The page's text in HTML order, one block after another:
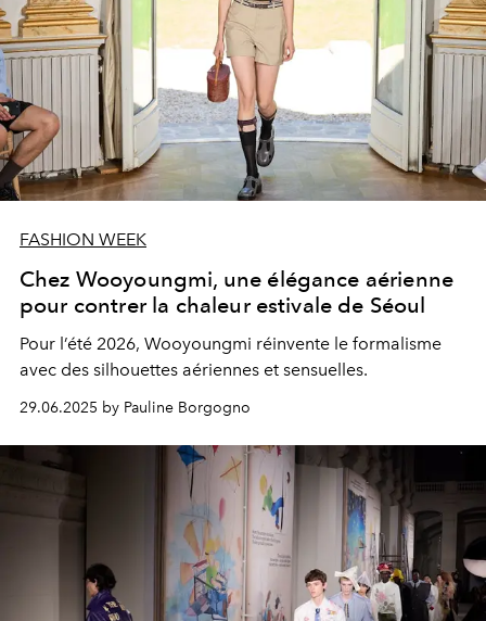
FASHION WEEK
Chez Wooyoungmi, une élégance aérienne
pour contrer la chaleur estivale de Séoul
Pour l’été 2026, Wooyoungmi réinvente le formalisme
avec des silhouettes aériennes et sensuelles.
29.06.2025 by Pauline Borgogno